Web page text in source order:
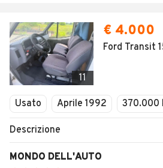
11
€ 4.000
Ford Transit
Usato Aprile 1992 370.000
Descrizione
MONDO DELL'AUTO